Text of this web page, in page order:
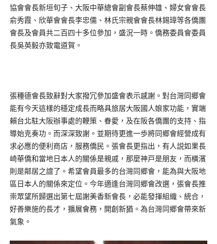
協會會長新垣旬子、大阪中華總會副會長蔡伸雄、婦女會會長
俞秀霞、欣華會會長李忠儒、林氏宗親會會長林錫璋等各僑團
會長及會員共二百四十多位參加，盛況一時。僑務委員會委員
長吳英毅亦致電道賀。
張種德會長致辭對大家撥冗參加盛會表示感謝。對台灣同郷會
能有今天這樣的穩定成長而略具旅居大阪國人娘家功能，實端
賴台北駐大阪辦事處的鞭策、眷愛，及在阪各僑團的支持、指
導始克奏功。而深深致謝。並期待更進一歩將同郷會經營成有
求必應的便利商店，服務僑民。張會長更指出，有人説如果長
崎華僑和當地日本人的關係是親戚，那麼神戸是朋友，而橫濱
則是鄰居之誼了。希望會員最多的台灣同郷會，能為與大阪地
區日本人的關係來定位。今年適逢台灣同郷會改選，張會長推
崇眾望所歸選出第七屆謝美香新會長，必能發揮組織、統合，
好善樂施的長才，擴展會務，開創新猶。為台灣同郷會帶來新
氣象。